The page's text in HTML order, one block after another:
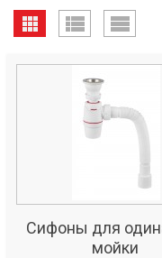
Сифоны для
мойки